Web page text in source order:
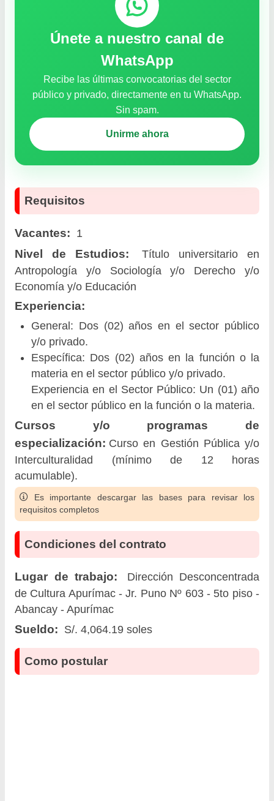
Únete a nuestro canal de
WhatsApp
Recibe las últimas convocatorias del sector
público y privado, directamente en tu WhatsApp.
Sin spam.
Unirme ahora
Requisitos
Vacantes: 1
Nivel de Estudios:
Título universitario en
Antropología y/o Sociología y/o Derecho y/o
Economía y/o Educación
Experiencia:
General: Dos (02) años en el sector público
y/o privado.
Específica: Dos (02) años en la función o la
materia en el sector público y/o privado.
Experiencia en el Sector Público: Un (01) año
en el sector público en la función o la materia.
Cursos y/o programas de
especialización: Curso en Gestión Pública y/o
Interculturalidad (mínimo de 12 horas
acumulable).
Es importante descargar las bases para revisar los
requisitos completos
Condiciones del contrato
Lugar de trabajo:
Dirección Desconcentrada
de Cultura Apurímac - Jr. Puno Nº 603 - 5to piso -
Abancay - Apurímac
Sueldo: S/. 4,064.19 soles
Como postular